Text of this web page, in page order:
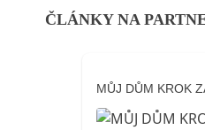
ČLÁNKY NA
MŮJ DŮM KROK